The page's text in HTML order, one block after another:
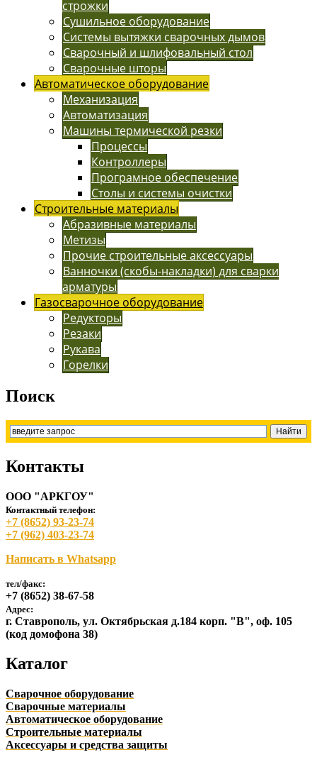
строжки
Сушильное оборудование
Системы вытяжки сварочных дымов
Сварочный и шлифовальный стол
Сварочные шторы
Автоматическое оборудование
Механизация
Автоматизация
Машины термической резки
Процессы
Контроллеры
Програмное обеспечение
Столы и системы очистки
Строительные материалы
Абразивные материалы
Метизы
Прочие строительные аксессуары
Ванночки (скобы-накладки) для сварки
арматуры
Газосварочное оборудование
Редукторы
Резаки
Рукава
Горелки
Поиск
Контакты
ООО "АРКГОУ"
Контактный телефон:
+7 (8652) 93-23-74
+7 (962) 403-23-74
Написать в Whatsapp
тел/факс:
+7 (8652) 38-67-58
Адрес:
г. Ставрополь, ул. Октябрьская д.184 корп. "В", оф. 105
(код домофона 38)
Каталог
Сварочное оборудование
Сварочные материалы
Автоматическое оборудование
Строительные материалы
Аксессуары и средства защиты